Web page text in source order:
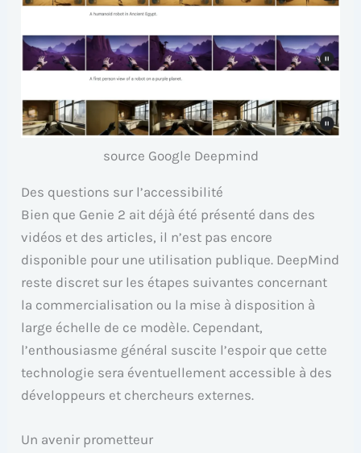
source Google Deepmind
Des questions sur l’accessibilité
Bien que Genie 2 ait déjà été présenté dans des
vidéos et des articles, il n’est pas encore
disponible pour une utilisation publique. DeepMind
reste discret sur les étapes suivantes concernant
la commercialisation ou la mise à disposition à
large échelle de ce modèle. Cependant,
l’enthousiasme général suscite l’espoir que cette
technologie sera éventuellement accessible à des
développeurs et chercheurs externes.
Un avenir prometteur